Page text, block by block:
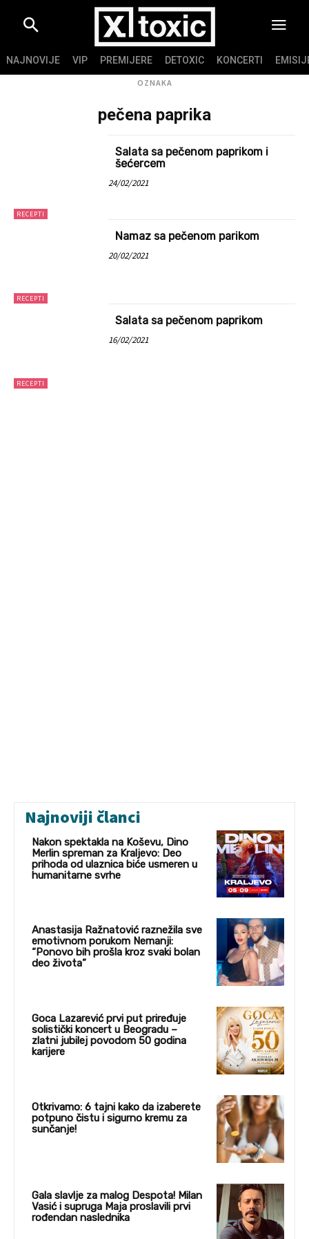
NAJNOVIJE VIP PREMIJERE DETOXIC KONCERTI
OZNAKA
pečena paprika
RECEPTI
Salata sa pečenom paprikom i
šećercem
24/02/2021
RECEPTI
Namaz sa pečenom parikom
20/02/2021
RECEPTI
Salata sa pečenom paprikom
16/02/2021
Najnoviji članci
Nakon spektakla na Koševu, Dino
Merlin spreman za Kraljevo: Deo
prihoda od ulaznica biće usmeren u
humanitarne svrhe
Anastasija Ražnatović raznežila sve
emotivnom porukom Nemanji:
“Ponovo bih prošla kroz svaki bolan
deo života”
Goca Lazarević prvi put priređuje
solistički koncert u Beogradu –
zlatni jubilej povodom 50 godina
karijere
Otkrivamo: 6 tajni kako da izaberete
potpuno čistu i sigurno kremu za
sunčanje!
Gala slavlje za malog Despota! Milan
Vasić i supruga Maja proslavili prvi
rođendan naslednika